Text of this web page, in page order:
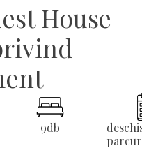
House
9db